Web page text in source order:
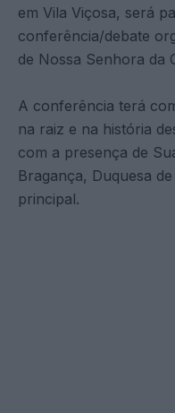
em Vila Viçosa, será
conferência/debate
de Nossa Senhora da
A conferência terá
na raiz e na história
com a presença de
Bragança, Duquesa
principal.